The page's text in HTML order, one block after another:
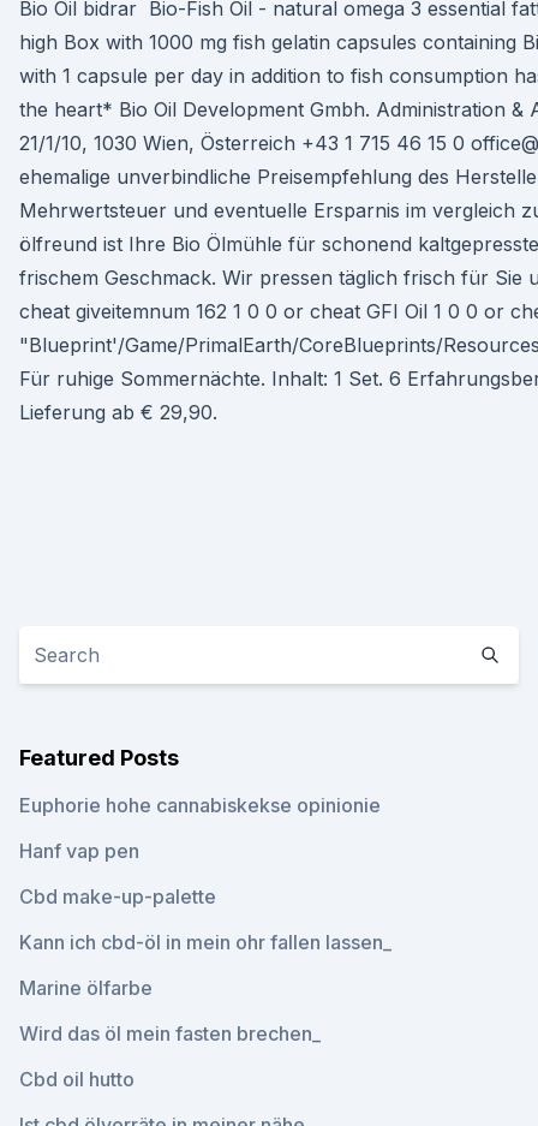
Bio Oil bidrar Bio-Fish Oil - natural omega 3 essential
high Box with 1000 mg fish gelatin capsules containing
with 1 capsule per day in addition to fish consumption
the heart* Bio Oil Development Gmbh. Administration &
21/1/10, 1030 Wien, Österreich +43 1 715 46 15 0
ehemalige unverbindliche Preisempfehlung des
Mehrwertsteuer und eventuelle Ersparnis im vergleich
ölfreund ist Ihre Bio Ölmühle für schonend
frischem Geschmack. Wir pressen täglich frisch für Sie
cheat giveitemnum 162 1 0 0 or cheat GFI Oil 1 0 0 or
"Blueprint'/Game/PrimalEarth/CoreBlueprints/
Für ruhige Sommernächte. Inhalt: 1 Set. 6
Lieferung ab € 29,90.
Featured Posts
Euphorie hohe cannabiskekse opinionie
Hanf vap pen
Cbd make-up-palette
Kann ich cbd-öl in mein ohr fallen lassen_
Marine ölfarbe
Wird das öl mein fasten brechen_
Cbd oil hutto